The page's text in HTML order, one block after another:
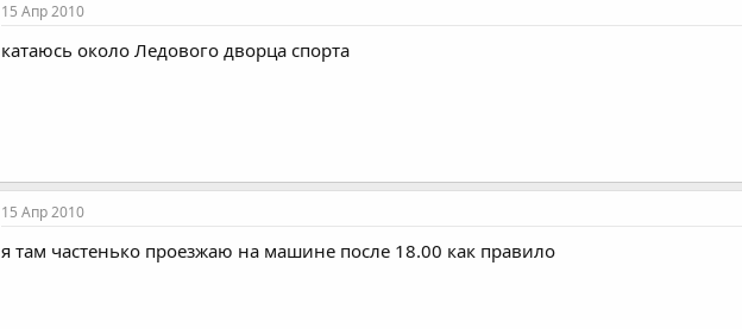
15 Апр 2010
катаюсь около Ледового дворца спорта
15 Апр 2010
я там частенько проезжаю на машине после 18.00 как правило